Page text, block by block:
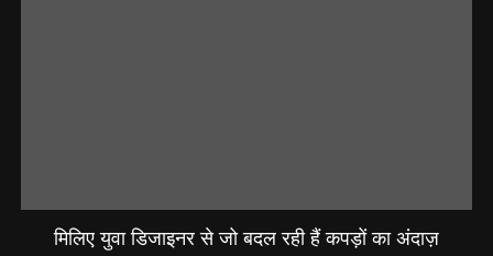
मिलिए युवा डिजाइनर से जो बदल रही हैं कपड़ों का अंदाज़